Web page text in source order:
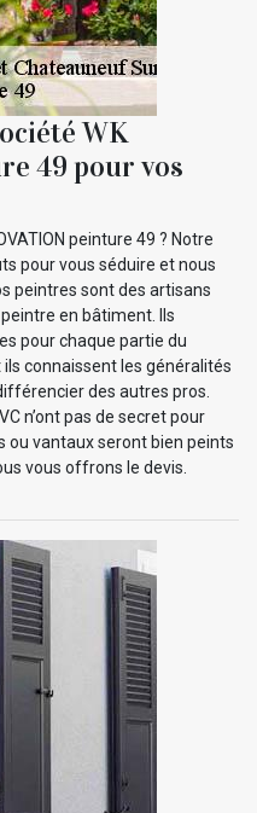
WK
49 pour vos
peinture 49 ? Notre
pour vous séduire et nous
peintres sont des artisans
en bâtiment. Ils
pour chaque partie du
connaissent les généralités
des autres pros.
n’ont pas de secret pour
ou vantaux seront bien peints
vous offrons le devis.